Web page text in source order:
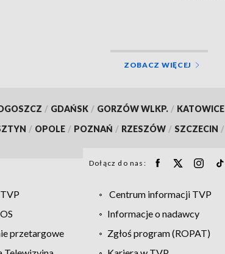
ZOBACZ WIĘCEJ
/ GDAŃSK / GORZÓW WLKP. / KATOWICE
/ OPOLE / POZNAŃ / RZESZÓW / SZCZECIN /
Dołącz do nas:
Centrum informacji TVP
Informacje o nadawcy
przetargowe Zgłoś program (ROPAT)